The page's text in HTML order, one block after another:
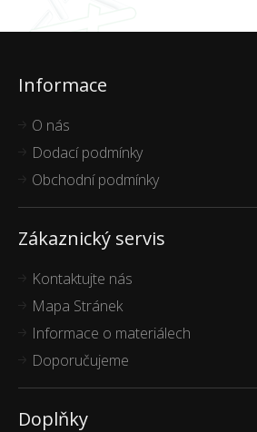
Informace
O nás
Dodací podmínky
Obchodní podmínky
Zákaznický servis
Kontaktujte nás
Mapa Stránek
Informace o materiálech
Doporučujeme
Doplňky